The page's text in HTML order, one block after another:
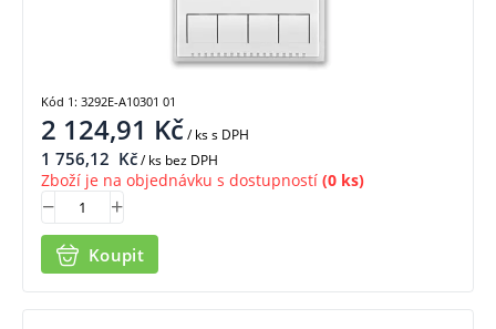
2 124,91 Kč/ kss DPH
1 756,12 Kč/ ks bez DPH
Zboží je na objednávku s dostupností (0 ks)
Koupit
Kód 1: 3292E-A10301 01